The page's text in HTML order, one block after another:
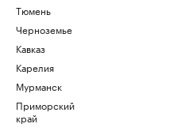
Тюмень
Черноземье
Кавказ
Карелия
Мурманск
Приморский
край